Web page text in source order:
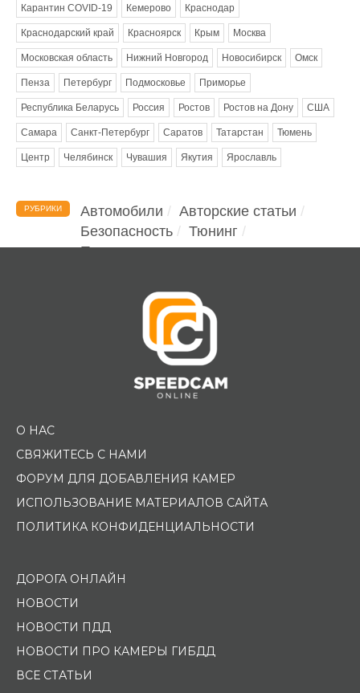
Карантин COVID-19 Кемерово Краснодар
Краснодарский край Красноярск Крым Москва
Московская область Нижний Новгород Новосибирск Омск
Пенза Петербург Подмосковье Приморье
Республика Беларусь Россия Ростов Ростов на Дону США
Самара Санкт-Петербург Саратов Татарстан Тюмень
Центр Челябинск Чувашия Якутия Ярославль
РУБРИКИ Автомобили
Авторские статьи
Безопасность
Тюнинг
Помощь водителю
О НАС
СВЯЖИТЕСЬ С НАМИ
ФОРУМ ДЛЯ ДОБАВЛЕНИЯ КАМЕР
ИСПОЛЬЗОВАНИЕ МАТЕРИАЛОВ САЙТА
ПОЛИТИКА КОНФИДЕНЦИАЛЬНОСТИ
ДОРОГА ОНЛАЙН
НОВОСТИ
НОВОСТИ ПДД
НОВОСТИ ПРО КАМЕРЫ ГИБДД
ВСЕ СТАТЬИ